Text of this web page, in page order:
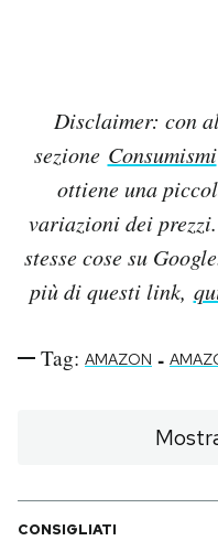
Disclaimer: con
sezione Consumismi
ottiene una
variazioni dei
stesse cose su
più di questi link,
Tag: AMAZON -
CONSIGLIATI